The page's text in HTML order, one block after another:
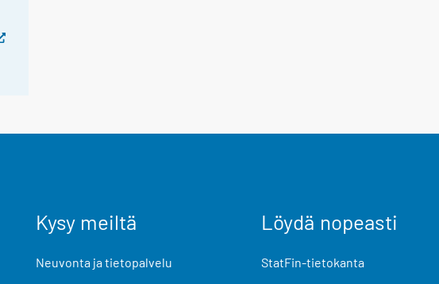
Kysy meiltä
Neuvonta ja tietopalvelu
Löydä nopeasti
StatFin-tietokanta